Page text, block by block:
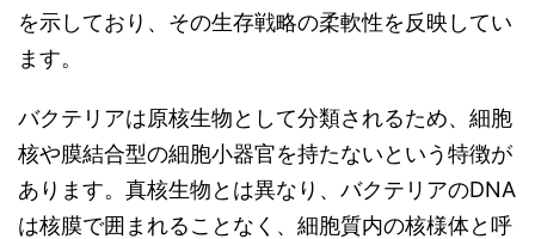
を示しており、その生存戦略の柔軟性を反映してい
ます。
バクテリアは原核生物として分類されるため、細胞
核や膜結合型の細胞小器官を持たないという特徴が
あります。真核生物とは異なり、バクテリアのDNA
は核膜で囲まれることなく、細胞質内の核様体と呼